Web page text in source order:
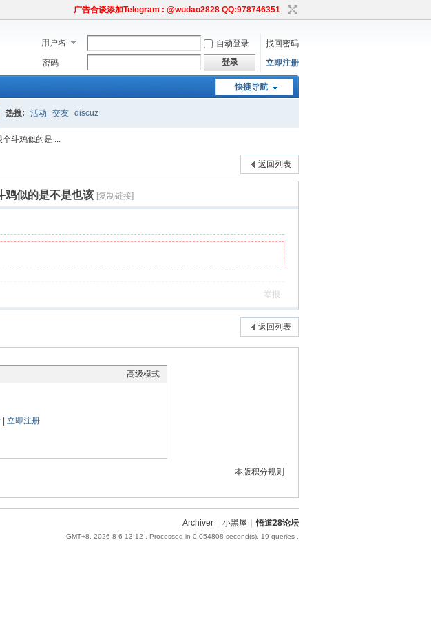
广告合谈添加Telegram : @wudao2828 QQ:978746351
用户名 自动登录
找回密码
密码
登录 立即注册
快捷导航
热搜: 活动 交友 discuz
斗鸡似的是 ...
返回列表
鸡似的是不是也该 [复制链接]
举报
返回列表
高级模式
| 立即注册
本版积分规则
Archiver 小黑屋 悟道28论坛
GMT+8, 2026-8-6 13:12 , Processed in 0.054808 second(s), 19 queries .